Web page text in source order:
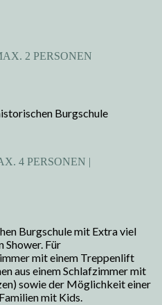
2 PERSONEN
Burgschule
4 PERSONEN |
Burgschule mit Extra viel
Für
mit einem Treppenlift
aus einem Schlafzimmer mit
sowie der Möglichkeit einer
mit Kids.